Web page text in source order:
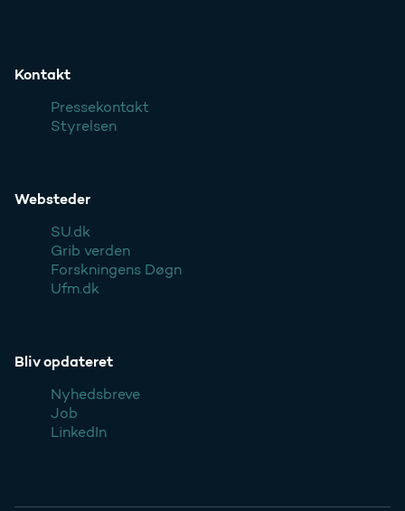
Kontakt
Pressekontakt
Styrelsen
Websteder
SU.dk
Grib verden
Forskningens Døgn
Ufm.dk
Bliv opdateret
Nyhedsbreve
Job
LinkedIn